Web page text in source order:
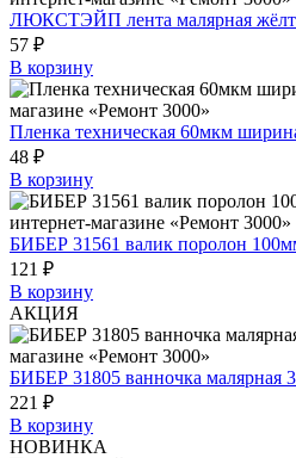
ЛЮКСТЭЙП лента малярная
57 ₽
В корзину
Пленка техническая 60мкм
48 ₽
В корзину
БИБЕР 31561 валик поролон
121 ₽
В корзину
АКЦИЯ
БИБЕР 31805 ванночка малярная
221 ₽
В корзину
НОВИНКА